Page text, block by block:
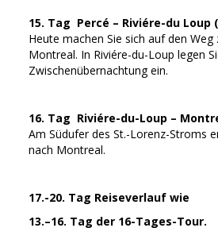
15. Tag Percé – Riviére-du Loup
Heute machen Sie sich auf den Weg
Montreal. In Riviére-du-Loup legen
Zwischenübernachtung ein.
16. Tag Riviére-du-Loup –
Am Südufer des St.-Lorenz-Stroms
nach Montreal.
17.-20. Tag Reiseverlauf wie
13.–16. Tag der 16-Tages-Tour.